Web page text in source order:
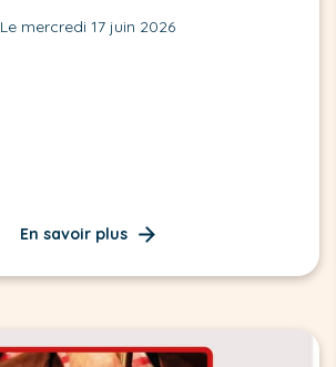
Le mercredi 17 juin 2026
En savoir plus